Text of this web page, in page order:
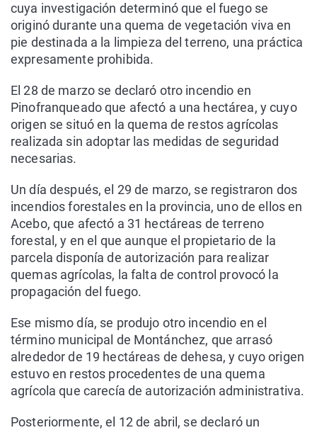
cuya investigación determinó que el fuego se
originó durante una quema de vegetación viva en
pie destinada a la limpieza del terreno, una práctica
expresamente prohibida.
El 28 de marzo se declaró otro incendio en
Pinofranqueado que afectó a una hectárea, y cuyo
origen se situó en la quema de restos agrícolas
realizada sin adoptar las medidas de seguridad
necesarias.
Un día después, el 29 de marzo, se registraron dos
incendios forestales en la provincia, uno de ellos en
Acebo, que afectó a 31 hectáreas de terreno
forestal, y en el que aunque el propietario de la
parcela disponía de autorización para realizar
quemas agrícolas, la falta de control provocó la
propagación del fuego.
Ese mismo día, se produjo otro incendio en el
término municipal de Montánchez, que arrasó
alrededor de 19 hectáreas de dehesa, y cuyo origen
estuvo en restos procedentes de una quema
agrícola que carecía de autorización administrativa.
Posteriormente, el 12 de abril, se declaró un